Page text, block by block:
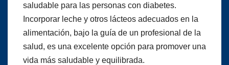
saludable para las personas con diabetes.
Incorporar leche y otros lácteos adecuados en la
alimentación, bajo la guía de un profesional de la
salud, es una excelente opción para promover una
vida más saludable y equilibrada.